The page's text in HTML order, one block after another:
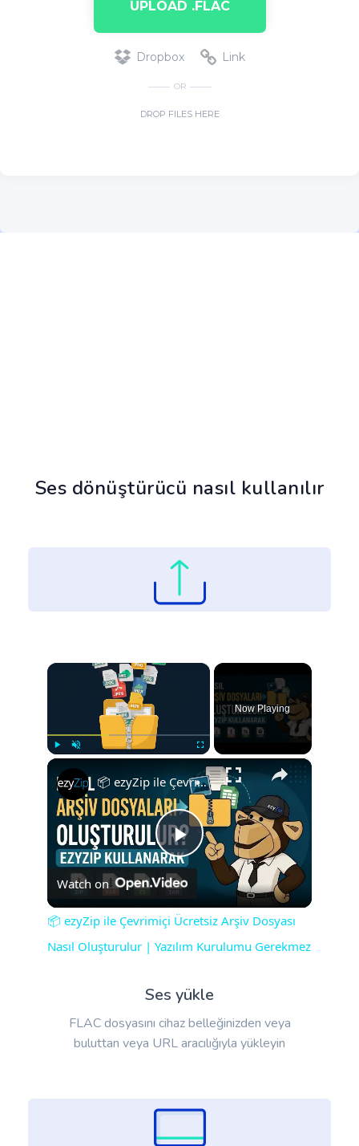
Ses dönüştürücü nasıl kullanılır
×
Now Playing
×
Play
Video
📦 ezyZip ile Çevrimiçi Ücretsiz Arşiv Dosyası Nasıl Oluşturulur | Yazılım Kurulumu Gerekmez
Watch on
📦 ezyZip ile Çevrimiçi Ücretsiz Arşiv Dosyası
Nasıl Oluşturulur | Yazılım Kurulumu Gerekmez
Ses yükle
FLAC dosyasını cihaz belleğinizden veya
buluttan veya URL aracılığıyla yükleyin